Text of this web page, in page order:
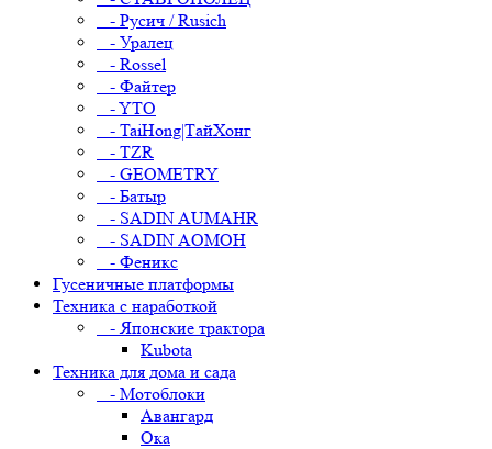
- Русич / Rusich
- Уралец
- Rossel
- Файтер
- YTO
- TaiHong|ТайХонг
- TZR
- GEOMETRY
- Батыр
- SADIN AUMAHR
- SADIN AOMOH
- Феникс
Гусеничные платформы
Техника с наработкой
- Японские трактора
Kubota
Техника для дома и сада
- Мотоблоки
Авангард
Ока